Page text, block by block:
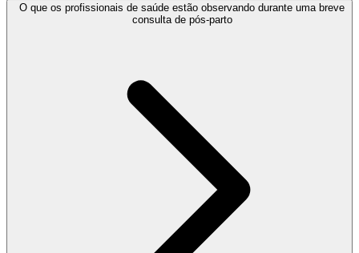
O que os profissionais de saúde estão observando durante uma breve
consulta de pós-parto